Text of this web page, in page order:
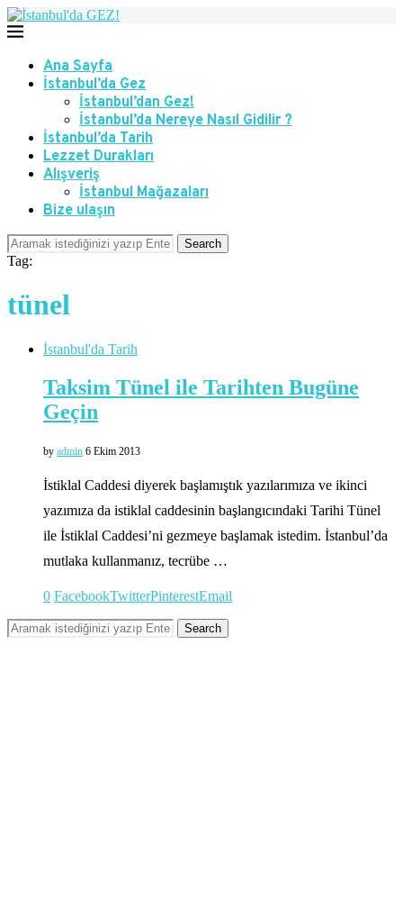
Ana Sayfa
İstanbul’da Gez
İstanbul’dan Gez!
İstanbul’da Nereye Nasıl Gidilir ?
İstanbul’da Tarih
Lezzet Durakları
Alışveriş
İstanbul Mağazaları
Bize ulaşın
Search
Tag:
tünel
İstanbul'da Tarih
Taksim Tünel ile Tarihten Bugüne
Geçin
by admin 6 Ekim 2013
İstiklal Caddesi diyerek başlamıştık yazılarımıza ve ikinci
yazımıza da istiklal caddesinin başlangıcındaki Tarihi Tünel
ile İstiklal Caddesi’ni gezmeye başlamak istedim. İstanbul’da
mutlaka kullanmanız, tecrübe …
0 FacebookTwitterPinterestEmail